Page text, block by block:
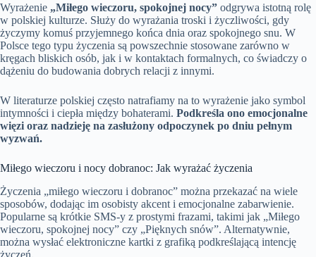
Wyrażenie „Miłego wieczoru, spokojnej nocy” odgrywa istotną rolę
w polskiej kulturze. Służy do wyrażania troski i życzliwości, gdy
życzymy komuś przyjemnego końca dnia oraz spokojnego snu. W
Polsce tego typu życzenia są powszechnie stosowane zarówno w
kręgach bliskich osób, jak i w kontaktach formalnych, co świadczy o
dążeniu do budowania dobrych relacji z innymi.
W literaturze polskiej często natrafiamy na to wyrażenie jako symbol
intymności i ciepła między bohaterami. Podkreśla ono emocjonalne
więzi oraz nadzieję na zasłużony odpoczynek po dniu pełnym
wyzwań.
Miłego wieczoru i nocy dobranoc: Jak wyrażać życzenia
Życzenia „miłego wieczoru i dobranoc” można przekazać na wiele
sposobów, dodając im osobisty akcent i emocjonalne zabarwienie.
Popularne są krótkie SMS-y z prostymi frazami, takimi jak „Miłego
wieczoru, spokojnej nocy” czy „Pięknych snów”. Alternatywnie,
można wysłać elektroniczne kartki z grafiką podkreślającą intencję
życzeń.